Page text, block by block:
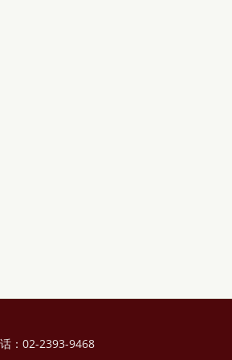
：02-2393-9468